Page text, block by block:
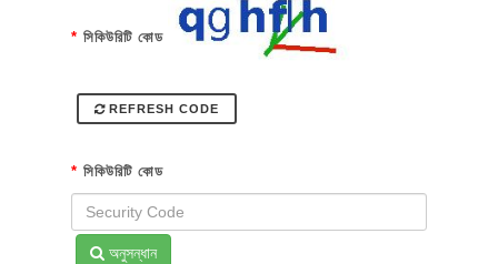
* সিকিউরিটি কোড
REFRESH CODE
* সিকিউরিটি কোড
অনুসন্ধান